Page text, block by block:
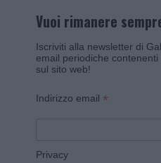
Vuoi rimanere
Iscriviti alla newsletter di
email periodiche
sul sito web!
Indirizzo email *
Privacy